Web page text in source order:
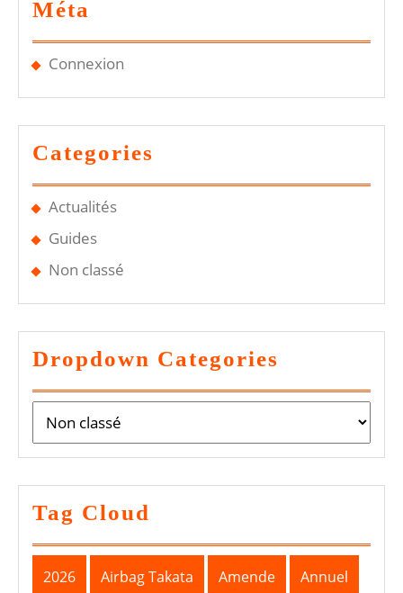
Méta
Connexion
Categories
Actualités
Guides
Non classé
Dropdown Categories
Tag Cloud
2026 Airbag Takata Amende Annuel